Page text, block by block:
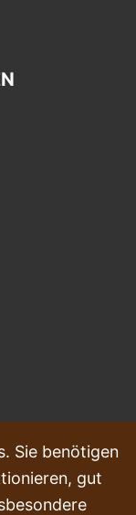
Sie benötigen
gut